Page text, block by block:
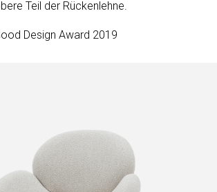
Teil der Rückenlehne.
Design Award 2019